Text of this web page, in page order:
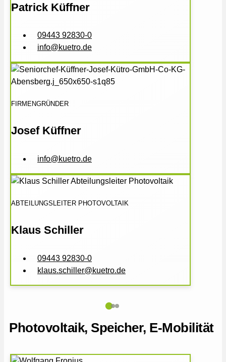
Patrick Küffner
09443 92830-0
info@kuetro.de
FIRMENGRÜNDER
Josef Küffner
info@kuetro.de
ABTEILUNGSLEITER PHOTOVOLTAIK
Klaus Schiller
09443 92830-0
klaus.schiller@kuetro.de
Photovoltaik, Speicher, E-Mobilität